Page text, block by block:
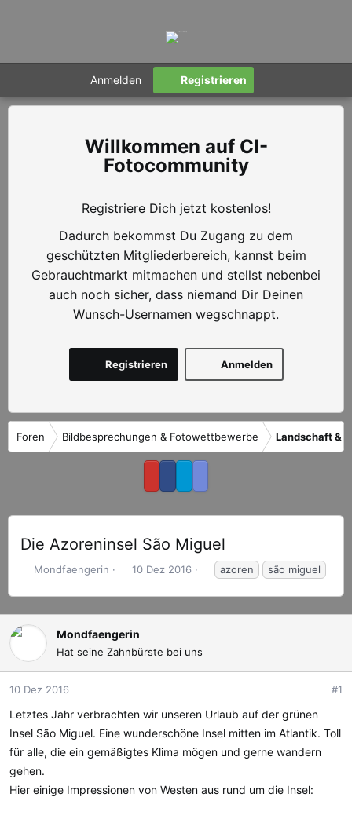
Anmelden Registrieren
CI-
Fotocommunity
Registriere Dich jetzt kostenlos!
Dadurch bekommst Du Zugang zu dem
geschützten Mitgliederbereich, kannst beim
Gebrauchtmarkt mitmachen und stellst nebenbei
auch noch sicher, dass niemand Dir Deinen
Wunsch-Usernamen wegschnappt.
Anmelden
Registrieren
Foren Bildbesprechungen & Fotowettbewerbe Landschaft &
Die Azoreninsel São Miguel
E
s
t
e
l
r
Mondfaengerin
E
s
t
e
l
10 Dez 2016
S
c
h
l
azoren são miguel
Mondfaengerin
Hat seine Zahnbürste bei uns
10 Dez 2016 #1
Letztes Jahr verbrachten wir unseren Urlaub auf der grünen
Insel São Miguel. Eine wunderschöne Insel mitten im Atlantik. Toll
für alle, die ein gemäßigtes Klima mögen und gerne wandern
gehen.
Hier einige Impressionen von Westen aus rund um die Insel: